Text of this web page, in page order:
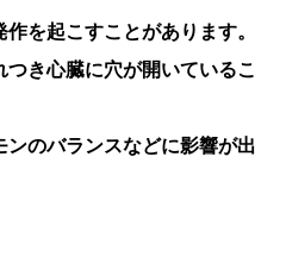
作を起こすことがあります。
つき心臓に穴が開いているこ
ンのバランスなどに影響が出